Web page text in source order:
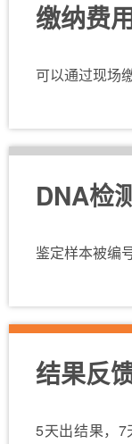
缴纳费
可以通过现场
DNA检
鉴定样本被编
结果反
5天出结果，7